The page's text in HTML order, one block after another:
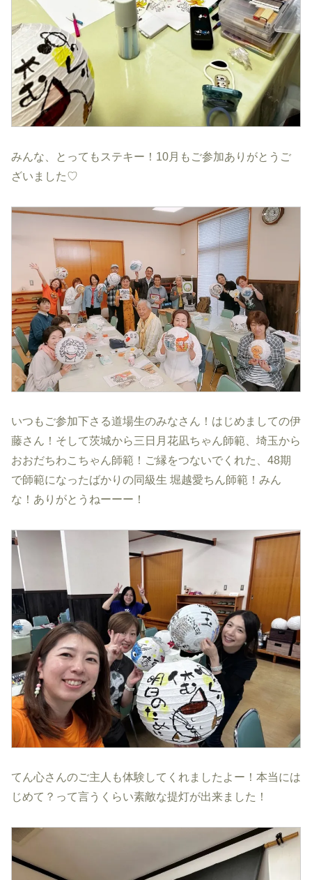
みんな、とってもステキー！10月もご参加ありがとうご
ざいました♡
いつもご参加下さる道場生のみなさん！はじめましての伊
藤さん！そして茨城から三日月花凪ちゃん師範、埼玉から
おおだちわこちゃん師範！ご縁をつないでくれた、48期
で師範になったばかりの同級生 堀越愛ちん師範！みん
な！ありがとうねーーー！
てん心さんのご主人も体験してくれましたよー！本当には
じめて？って言うくらい素敵な提灯が出来ました！